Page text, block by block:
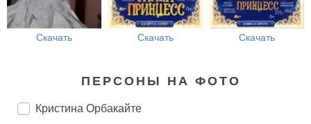
Скачать Скачать Скачать
ПЕРСОНЫ НА ФОТО
Кристина Орбакайте